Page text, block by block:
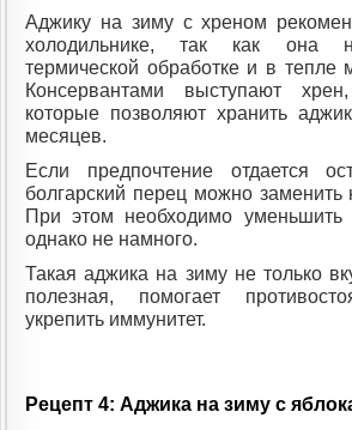
Аджику на зиму с хреном
холодильнике, так как она
термической обработке и в тепле
Консервантами выступают
которые позволяют хранить
месяцев.
Если предпочтение отдается
болгарский перец можно заменить
При этом необходимо уменьшить
однако не намного.
Такая аджика на зиму не только
полезная, помогает
укрепить иммунитет.
Рецепт 4: Аджика на зиму с